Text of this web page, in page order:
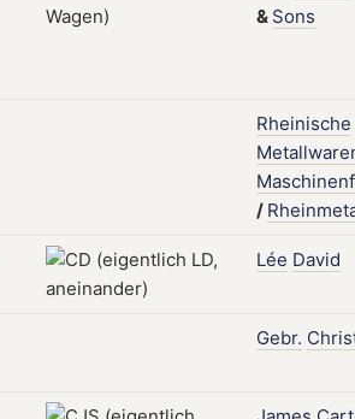
& Sons
Rheinische
/
Lée David
Gebr.